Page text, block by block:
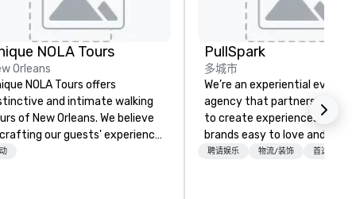
NOLA Tours
Orleans
NOLA Tours offers
and intimate walking
of New Orleans. We believe
our guests' experience
something special beyond
PullSpark
多城市
We’re an experiential events
agency that partners with
to create experiences that
brands easy to love and hard
forget. Most companies
聘请娱乐 物流/装饰 首选工作人